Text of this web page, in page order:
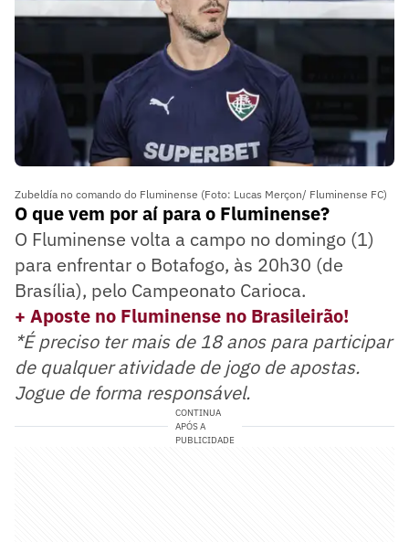
Zubeldía no comando do Fluminense (Foto: Lucas Merçon/ Fluminense FC)
O que vem por aí para o Fluminense?
O Fluminense volta a campo no domingo (1)
para enfrentar o Botafogo, às 20h30 (de
Brasília), pelo Campeonato Carioca.
+ Aposte no Fluminense no Brasileirão!
*É preciso ter mais de 18 anos para participar
de qualquer atividade de jogo de apostas.
Jogue de forma responsável.
CONTINUA
APÓS A
PUBLICIDADE